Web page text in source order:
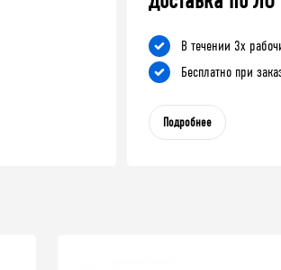
В течении 3х
Бесплатно при
Подробнее